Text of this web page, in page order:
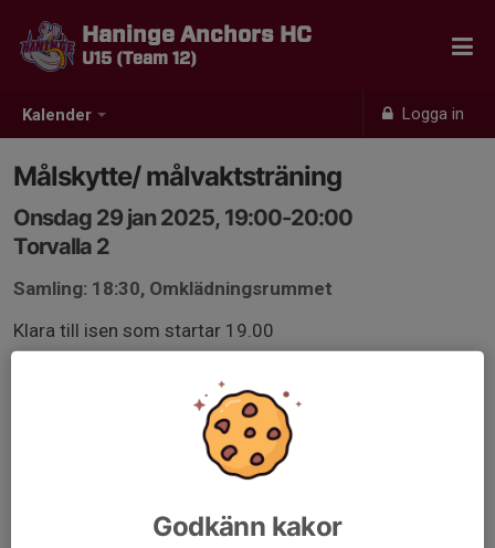
Kalender Logga in
Haninge Anchors HC
U15 (Team 12)
Målskytte/ målvaktsträning
Onsdag 29 jan 2025, 19:00-20:00
Torvalla 2
Samling: 18:30, Omklädningsrummet
Klara till isen som startar 19.00
Godkänn kakor